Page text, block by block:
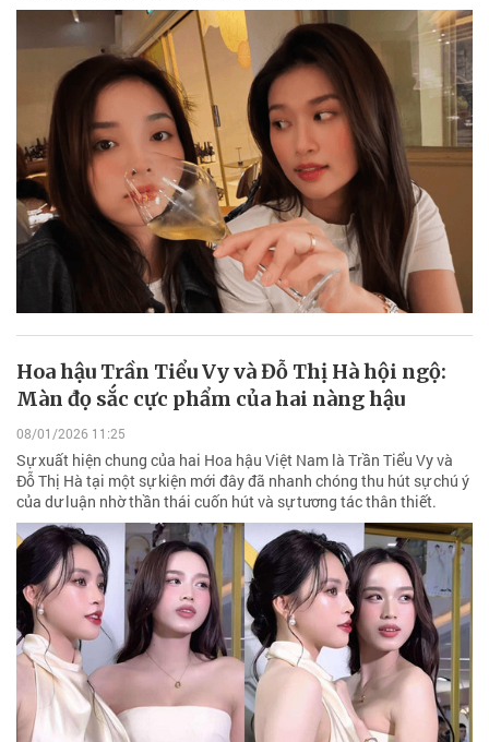
Hoa hậu Trần Tiểu Vy và Đỗ Thị Hà hội ngộ:
Màn đọ sắc cực phẩm của hai nàng hậu
08/01/2026 11:25
Sự xuất hiện chung của hai Hoa hậu Việt Nam là Trần Tiểu Vy và
Đỗ Thị Hà tại một sự kiện mới đây đã nhanh chóng thu hút sự chú ý
của dư luận nhờ thần thái cuốn hút và sự tương tác thân thiết.